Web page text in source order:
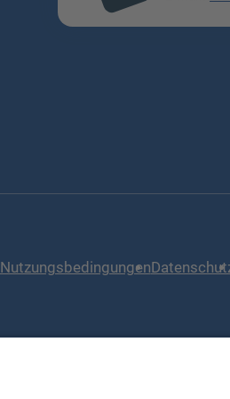
l
Nutzungsbedingungen